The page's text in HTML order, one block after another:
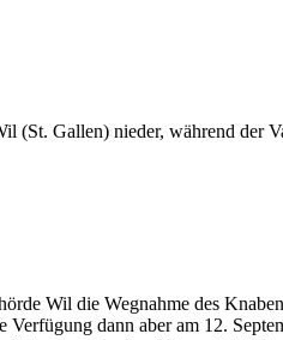
(St. Gallen) nieder, während der
Wil die Wegnahme des
dann aber am 12.